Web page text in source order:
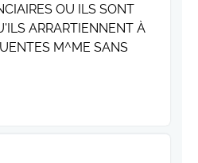
OU ILS SONT
ARRARTIENNENT À
M^ME SANS